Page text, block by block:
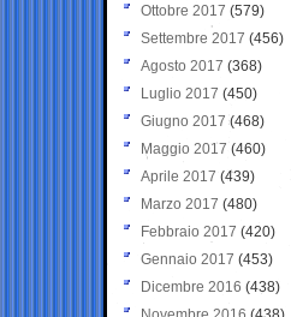
Ottobre 2017 (579)
Settembre 2017 (456)
Agosto 2017 (368)
Luglio 2017 (450)
Giugno 2017 (468)
Maggio 2017 (460)
Aprile 2017 (439)
Marzo 2017 (480)
Febbraio 2017 (420)
Gennaio 2017 (453)
Dicembre 2016 (438)